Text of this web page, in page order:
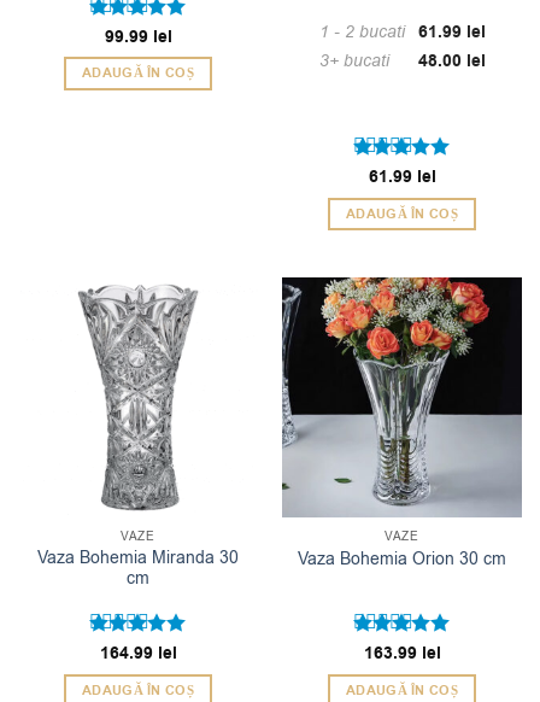
Evaluat la
5din 5
99.99 lei
ADAUGĂ ÎN COȘ
1 - 2 bucati 61.99 lei
3+ bucati 48.00 lei
Evaluat la
5din 5
61.99 lei
ADAUGĂ ÎN COȘ
VAZE
Vaza Bohemia Miranda 30
cm
Evaluat la
5din 5
164.99 lei
ADAUGĂ ÎN COȘ
VAZE
Vaza Bohemia Orion 30 cm
Evaluat la
5din 5
163.99 lei
ADAUGĂ ÎN COȘ